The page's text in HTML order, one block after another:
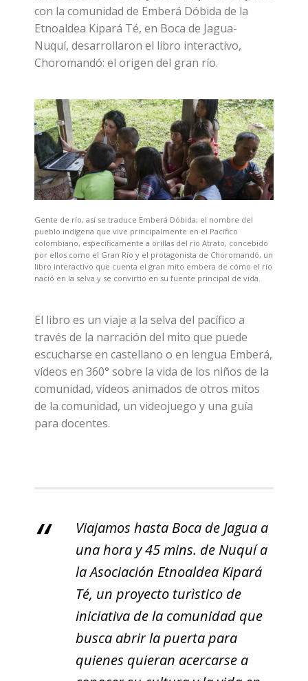
con la comunidad de Emberá Dóbida de la
Etnoaldea Kipará Té, en Boca de Jagua-
Nuquí, desarrollaron el libro interactivo,
Choromandó: el origen del gran río.
Gente de río, así se traduce Emberá Dóbida, el nombre del
pueblo indígena que vive principalmente en el Pacífico
colombiano, específicamente a orillas del río Atrato, concebido
por ellos como el Gran Río y el protagonista de Choromandó, un
libro interactivo que cuenta el gran mito embera de cómo el río
nació en la selva y se convirtió en su fuente principal de vida.
El libro es un viaje a la selva del pacífico a
través de la narración del mito que puede
escucharse en castellano o en lengua Emberá,
vídeos en 360° sobre la vida de los niños de la
comunidad, vídeos animados de otros mitos
de la comunidad, un videojuego y una guía
para docentes.
Viajamos hasta Boca de Jagua a
una hora y 45 mins. de Nuquí a
la Asociación Etnoaldea Kipará
Té, un proyecto turìstico de
iniciativa de la comunidad que
busca abrir la puerta para
quienes quieran acercarse a